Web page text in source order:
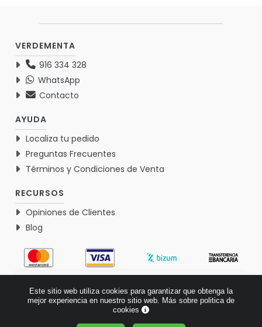
VERDEMENTA
916 334 328
WhatsApp
Contacto
AYUDA
Localiza tu pedido
Preguntas Frecuentes
Términos y Condiciones de Venta
RECURSOS
Opiniones de Clientes
Blog
Basado en 1771 opiniones >
Este sitio web utiliza cookies para garantizar que obtenga la
mejor experiencia en nuestro sitio web. Más sobre politica de
cookies